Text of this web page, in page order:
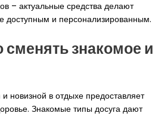
– актуальные средства делают
доступным и персонализированным.
сменять знакомое и
новизной в отдыхе предоставляет
Знакомые типы досуга дают